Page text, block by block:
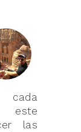
cada
este
las